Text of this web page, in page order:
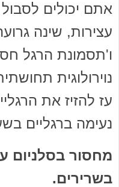
אתם יכולים
עצירות, שינה
ו'תסמונת הרגל
נוירולוגית
עז להזיז את
נעימה ברגליים
מחסור בסלניום
בשרירים.